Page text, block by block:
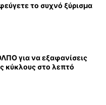
το συχνό ξύρισμα
για να εξαφανίσεις
κύκλους στο λεπτό